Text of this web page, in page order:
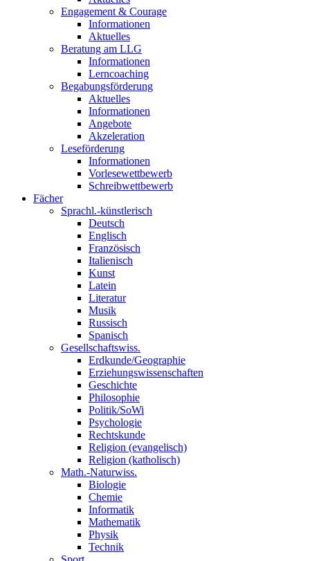
Engagement & Courage
Informationen
Aktuelles
Beratung am LLG
Informationen
Lerncoaching
Begabungsförderung
Aktuelles
Informationen
Angebote
Akzeleration
Leseförderung
Informationen
Vorlesewettbewerb
Schreibwettbewerb
Fächer
Sprachl.-künstlerisch
Deutsch
Englisch
Französisch
Italienisch
Kunst
Latein
Literatur
Musik
Russisch
Spanisch
Gesellschaftswiss.
Erdkunde/Geographie
Erziehungswissenschaften
Geschichte
Philosophie
Politik/SoWi
Psychologie
Rechtskunde
Religion (evangelisch)
Religion (katholisch)
Math.-Naturwiss.
Biologie
Chemie
Informatik
Mathematik
Physik
Technik